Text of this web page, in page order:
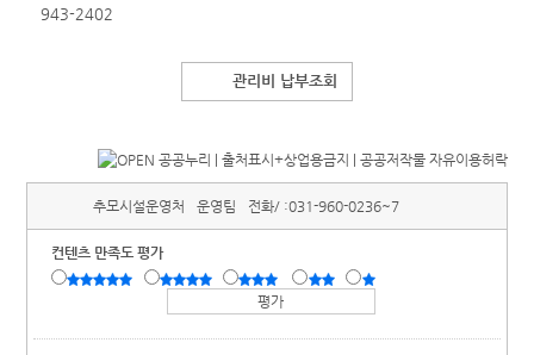
943-2402
관리비 납부조회
추모시설운영처 운영팀 전화/ :031-960-0236~7
컨텐츠 만족도 평가